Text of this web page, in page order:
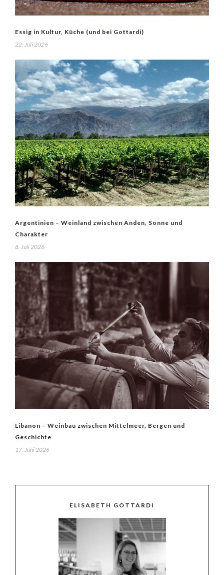
Essig in Kultur, Küche (und bei Gottardi)
22. Juli 2026
Argentinien – Weinland zwischen Anden, Sonne und
Charakter
8. Juli 2026
Libanon – Weinbau zwischen Mittelmeer, Bergen und
Geschichte
17. Juni 2026
ELISABETH GOTTARDI